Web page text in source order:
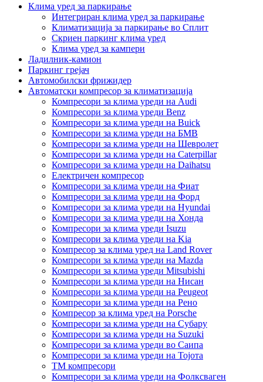
Клима уред за паркирање
Интегриран клима уред за паркирање
Климатизација за паркирање во Сплит
Скриен паркинг клима уред
Клима уред за кампери
Ладилник-камион
Паркинг грејач
Автомобилски фрижидер
Автоматски компресор за климатизација
Компресори за клима уреди на Audi
Компресори за клима уреди Benz
Компресори за клима уреди на Buick
Компресори за клима уреди на БМВ
Компресори за клима уреди на Шевролет
Компресори за клима уреди на Caterpillar
Компресори за клима уреди на Daihatsu
Електричен компресор
Компресори за клима уреди на Фиат
Компресори за клима уреди на Форд
Компресори за клима уреди на Hyundai
Компресори за клима уреди на Хонда
Компресори за клима уреди Isuzu
Компресори за клима уреди на Kia
Компресор за клима уред на Land Rover
Компресори за клима уреди на Mazda
Компресори за клима уреди Mitsubishi
Компресори за клима уреди на Нисан
Компресори за клима уреди на Peugeot
Компресори за клима уреди на Рено
Компресор за клима уред на Porsche
Компресори за клима уреди на Субару
Компресори за клима уреди на Suzuki
Компресори за клима уреди во Саипа
Компресори за клима уреди на Тојота
ТМ компресори
Компресори за клима уреди на Фолксваген